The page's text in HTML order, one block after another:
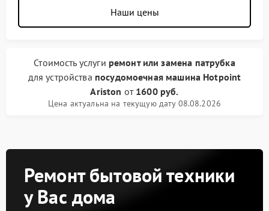
Наши цены
Стоимость услуги ремонт или замена патрубка
для устройства посудомоечная машина Hotpoint
Ariston от 1600 руб.
Цена актуальна на текущую дату 08.08.2026
Ремонт бытовой техники
у Вас дома